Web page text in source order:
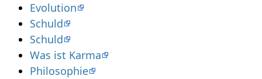
Evolution
Schuld
Schuld
Was ist Karma
Philosophie